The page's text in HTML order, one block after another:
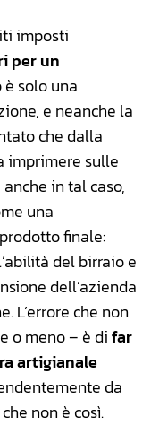
imposti
per un
è solo una
e neanche la
che dalla
imprimere sulle
in tal caso,
una
finale:
del birraio e
dell’azienda
L’errore che non
o meno – è difar
artigianale
da
non è così.